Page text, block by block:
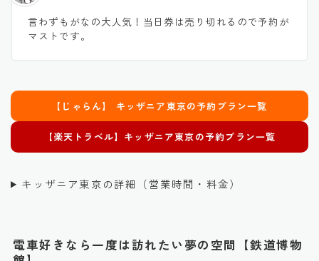
言わずもがなの大人気！当日券は売り切れるので予約が
マストです。
【じゃらん】 キッザニア東京の予約プラン一覧
【楽天トラベル】 キッザニア東京の予約プラン一覧
キッザニア東京の詳細（営業時間・料金）
電車好きなら一度は訪れたい夢の空間【鉄道博物